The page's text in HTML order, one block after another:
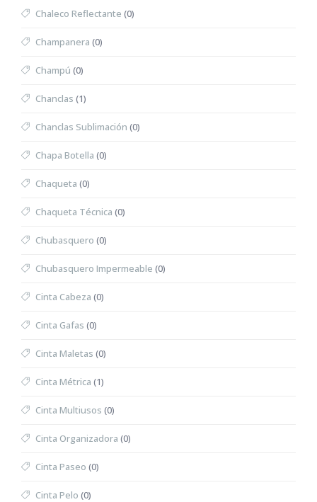
Chaleco Reflectante (0)
Champanera (0)
Champú (0)
Chanclas (1)
Chanclas Sublimación (0)
Chapa Botella (0)
Chaqueta (0)
Chaqueta Técnica (0)
Chubasquero (0)
Chubasquero Impermeable (0)
Cinta Cabeza (0)
Cinta Gafas (0)
Cinta Maletas (0)
Cinta Métrica (1)
Cinta Multiusos (0)
Cinta Organizadora (0)
Cinta Paseo (0)
Cinta Pelo (0)